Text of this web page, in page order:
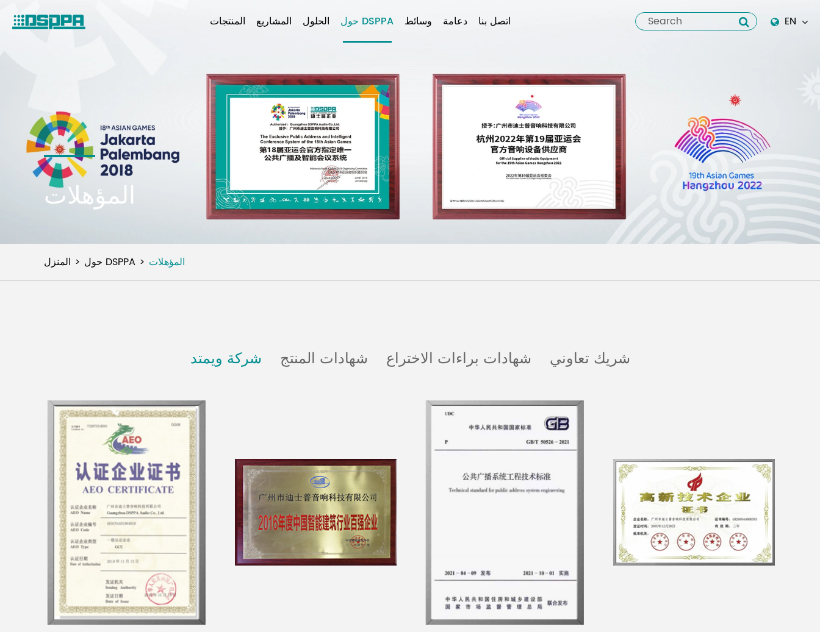
المنتجات المشاريع الحلول حول DSPPA وسائط دعامة اتصل بنا
EN
русский
العربية
tiếng việt
Pilipino
المؤهلات
المنزل حول DSPPA المؤهلات
شركة ويمتد شهادات المنتج شهادات براءات الاختراع شريك تعاوني